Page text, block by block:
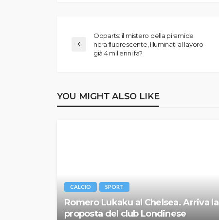
Ooparts: il mistero della piramide
nera fluorescente, Illuminati al lavoro
già 4 millenni fa?
YOU MIGHT ALSO LIKE
CALCIO SPORT
Romero Lukaku al Chelsea. Arriva la
proposta del club Londinese